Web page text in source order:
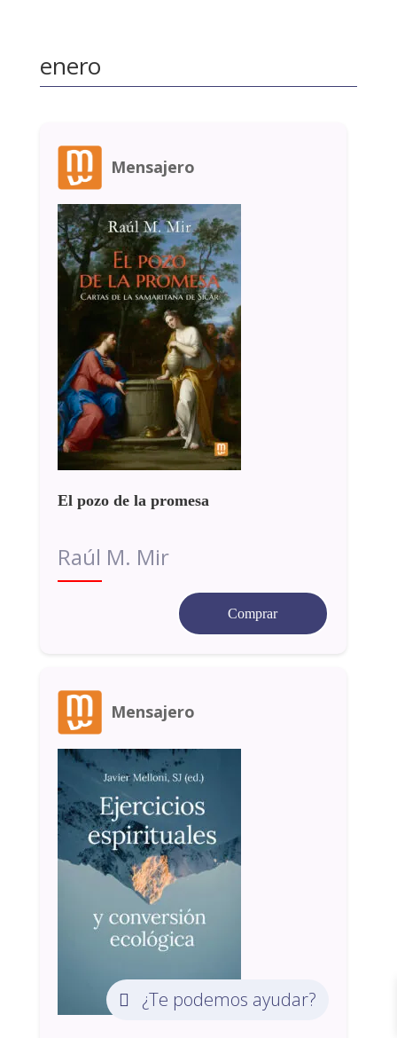
enero
Mensajero
El pozo de la promesa
Raúl M. Mir
Comprar
Mensajero
¿Te podemos ayudar?